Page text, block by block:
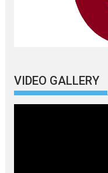
VIDEO GALLERY